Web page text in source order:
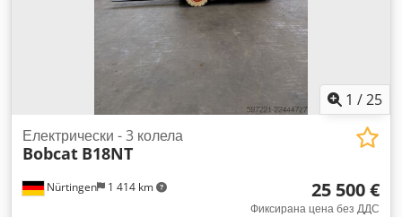
1 /25
Nürtingen 1 414 km
Електрически - 3 колела
Bobcat B18NT
25 500 €
Фиксирана цена без ДДС